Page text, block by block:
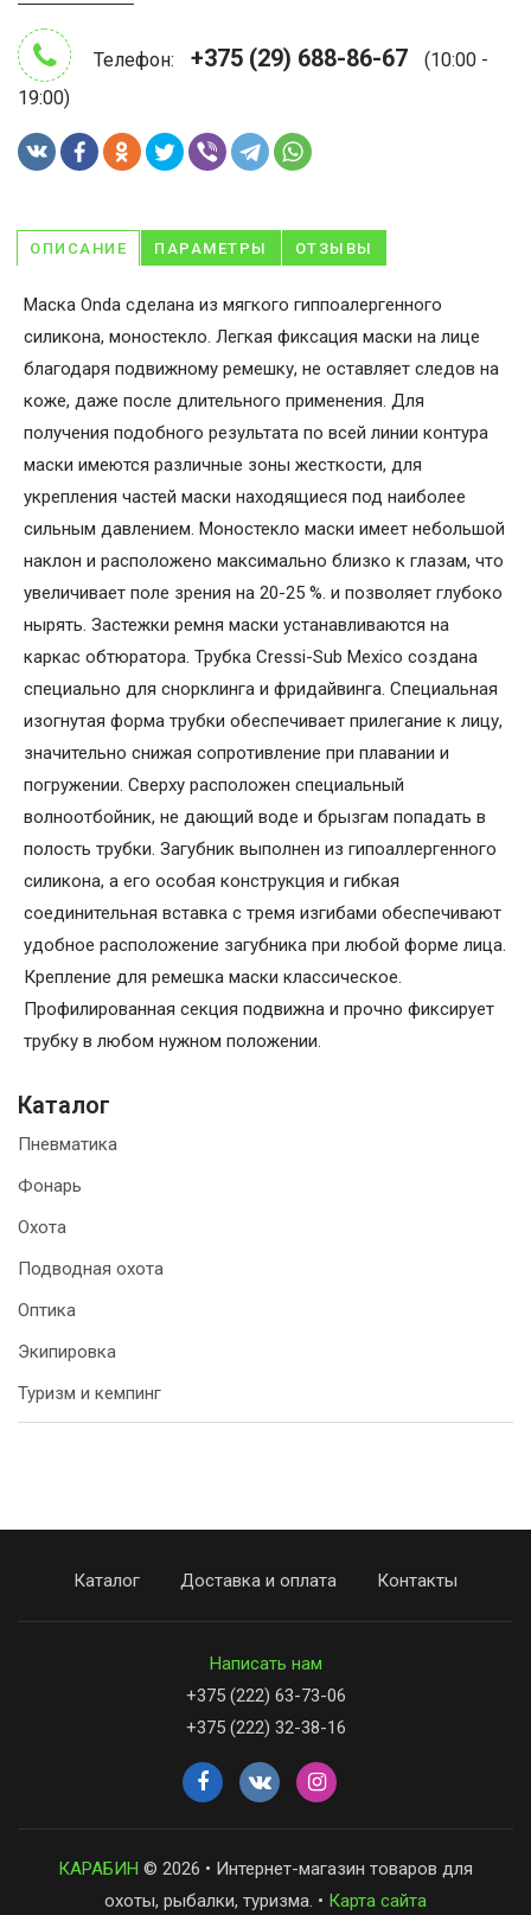
Телефон: +375 (29) 688-86-67
(10:00 -
19:00)
ОПИСАНИЕ ПАРАМЕТРЫ ОТЗЫВЫ
Маска Onda сделана из мягкого гиппоалергенного
силикона, моностекло. Легкая фиксация маски на лице
благодаря подвижному ремешку, не оставляет следов на
коже, даже после длительного применения. Для
получения подобного результата по всей линии контура
маски имеются различные зоны жесткости, для
укрепления частей маски находящиеся под наиболее
сильным давлением. Моностекло маски имеет небольшой
наклон и расположено максимально близко к глазам, что
увеличивает поле зрения на 20-25 %. и позволяет глубоко
нырять. Застежки ремня маски устанавливаются на
каркас обтюратора. Трубка Cressi-Sub Mexico создана
специально для снорклинга и фридайвинга. Специальная
изогнутая форма трубки обеспечивает прилегание к лицу,
значительно снижая сопротивление при плавании и
погружении. Сверху расположен специальный
волноотбойник, не дающий воде и брызгам попадать в
полость трубки. Загубник выполнен из гипоаллергенного
силикона, а его особая конструкция и гибкая
соединительная вставка с тремя изгибами обеспечивают
удобное расположение загубника при любой форме лица.
Крепление для ремешка маски классическое.
Профилированная секция подвижна и прочно фиксирует
трубку в любом нужном положении.
Каталог
Пневматика
Фонарь
Охота
Подводная охота
Оптика
Экипировка
Туризм и кемпинг
Каталог Доставка и оплата Контакты
Написать нам
+375 (222) 63-73-06
+375 (222) 32-38-16
КАРАБИН © 2026 • Интернет-магазин товаров для
охоты, рыбалки, туризма. • Карта сайта